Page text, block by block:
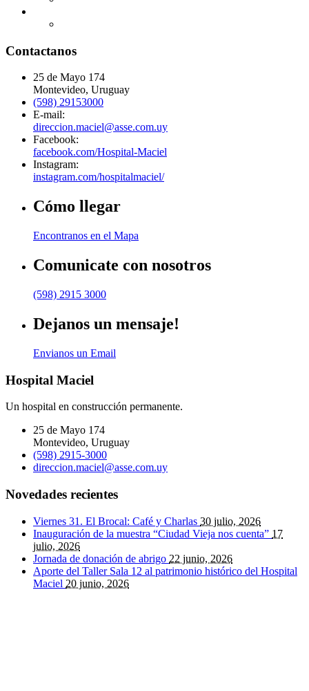
Contactanos
25 de Mayo 174
Montevideo, Uruguay
(598) 29153000
E-mail:
direccion.maciel@asse.com.uy
Facebook:
facebook.com/Hospital-Maciel
Instagram:
instagram.com/hospitalmaciel/
Cómo llegar
Encontranos en el Mapa
Comunicate con nosotros
(598) 2915 3000
Dejanos un mensaje!
Envianos un Email
Hospital Maciel
Un hospital en construcción permanente.
25 de Mayo 174
Montevideo, Uruguay
(598) 2915-3000
direccion.maciel@asse.com.uy
Novedades recientes
Viernes 31. El Brocal: Café y Charlas 30 julio, 2026
Inauguración de la muestra “Ciudad Vieja nos cuenta” 17
julio, 2026
Jornada de donación de abrigo 22 junio, 2026
Aporte del Taller Sala 12 al patrimonio histórico del Hospital
Maciel 20 junio, 2026